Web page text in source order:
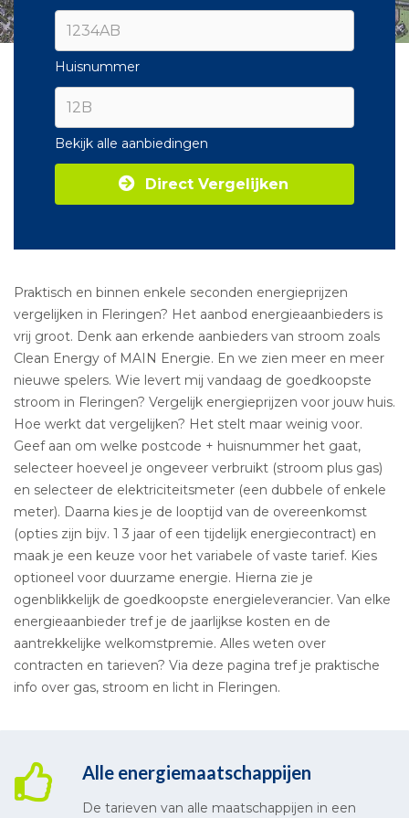
Huisnummer
Bekijk alle aanbiedingen
Direct Vergelijken
Praktisch en binnen enkele seconden energieprijzen
vergelijken in Fleringen? Het aanbod energieaanbieders is
vrij groot. Denk aan erkende aanbieders van stroom zoals
Clean Energy of MAIN Energie. En we zien meer en meer
nieuwe spelers. Wie levert mij vandaag de goedkoopste
stroom in Fleringen? Vergelijk energieprijzen voor jouw huis.
Hoe werkt dat vergelijken? Het stelt maar weinig voor.
Geef aan om welke postcode + huisnummer het gaat,
selecteer hoeveel je ongeveer verbruikt (stroom plus gas)
en selecteer de elektriciteitsmeter (een dubbele of enkele
meter). Daarna kies je de looptijd van de overeenkomst
(opties zijn bijv. 1 3 jaar of een tijdelijk energiecontract) en
maak je een keuze voor het variabele of vaste tarief. Kies
optioneel voor duurzame energie. Hierna zie je
ogenblikkelijk de goedkoopste energieleverancier. Van elke
energieaanbieder tref je de jaarlijkse kosten en de
aantrekkelijke welkomstpremie. Alles weten over
contracten en tarieven? Via deze pagina tref je praktische
info over gas, stroom en licht in Fleringen.
Alle energiemaatschappijen
De tarieven van alle maatschappijen in een